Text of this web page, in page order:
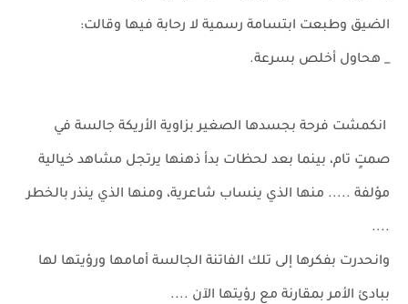
الضيق وطبعت ابتسامة رسمية لا رحابة فيها وقالت:
_ هحاول أخلص بسرعة.
انكمشت فرحة بجسدها الصغير بزاوية الأريكة جالسة في
صمتٍ تام، بينما بعد لحظات بدأ ذهنها يرتجل مشاهد خيالية
مؤلفة ..... منها الذي ينساب شاعرية، ومنها الذي ينذر بالخطر
....
وانحدرت بفكرها إلى تلك الفاتنة الجالسة أمامها ورؤيتها لها
ببادئ الأمر بمقارنة مع رؤيتها الآن ....